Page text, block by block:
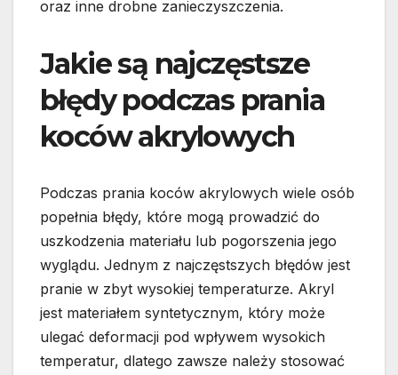
oraz inne drobne zanieczyszczenia.
Jakie są najczęstsze
błędy podczas prania
koców akrylowych
Podczas prania koców akrylowych wiele osób
popełnia błędy, które mogą prowadzić do
uszkodzenia materiału lub pogorszenia jego
wyglądu. Jednym z najczęstszych błędów jest
pranie w zbyt wysokiej temperaturze. Akryl
jest materiałem syntetycznym, który może
ulegać deformacji pod wpływem wysokich
temperatur, dlatego zawsze należy stosować